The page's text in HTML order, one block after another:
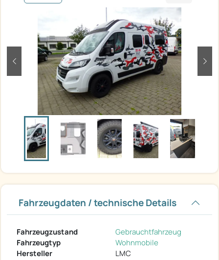
zurück
Fahrzeugdaten / technische Details
Fahrzeugzustand
Gebrauchtfahrzeug
Fahrzeugtyp
Wohnmobile
Hersteller
LMC